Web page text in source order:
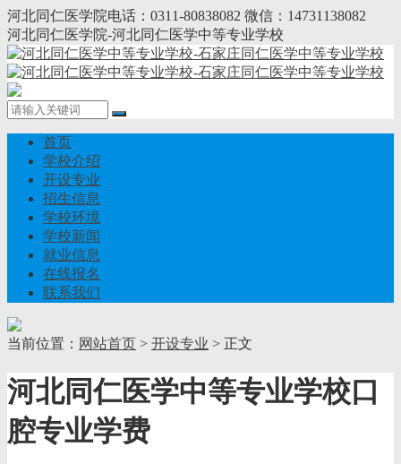
河北同仁医学院电话：0311-80838082 微信：14731138082
河北同仁医学院-河北同仁医学中等专业学校
首页
学校介绍
开设专业
招生信息
学校环境
学校新闻
就业信息
在线报名
联系我们
当前位置： 网站首页 > 开设专业 > 正文
河北同仁医学中等专业学校口
腔专业学费